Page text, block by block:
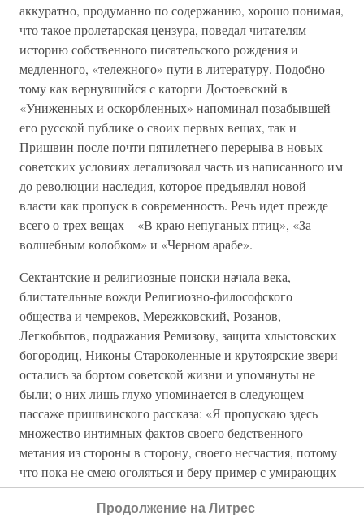
аккуратно, продуманно по содержанию, хорошо понимая,
что такое пролетарская цензура, поведал читателям
историю собственного писательского рождения и
медленного, «тележного» пути в литературу. Подобно
тому как вернувшийся с каторги Достоевский в
«Униженных и оскорбленных» напоминал позабывшей
его русской публике о своих первых вещах, так и
Пришвин после почти пятилетнего перерыва в новых
советских условиях легализовал часть из написанного им
до революции наследия, которое предъявлял новой
власти как пропуск в современность. Речь идет прежде
всего о трех вещах – «В краю непуганых птиц», «За
волшебным колобком» и «Черном арабе».
Сектантские и религиозные поиски начала века,
блистательные вожди Религиозно-философского
общества и чемреков, Мережковский, Розанов,
Легкобытов, подражания Ремизову, защита хлыстовских
богородиц, Никоны Староколенные и крутоярские звери
остались за бортом советской жизни и упомянуты не
были; о них лишь глухо упоминается в следующем
пассаже пришвинского рассказа: «Я пропускаю здесь
множество интимных фактов своего бедственного
метания из стороны в сторону, своего несчастия, потому
что пока не смею оголяться и беру пример с умирающих
животных, которые, заболев, уходят в недоступные дебри
и там прячут от глаза свой скелет. Несчастие –
Продолжение на Литрес